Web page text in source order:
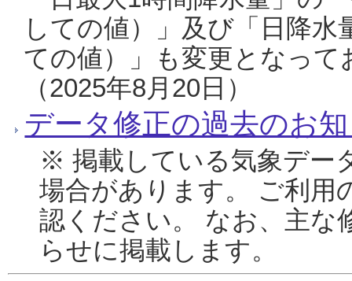
しての値）」及び「日降
ての値）」も変更となっ
（2025年8月20日）
データ修正の過去のお
※ 掲載している気象デー
場合があります。 ご利用
認ください。 なお、主な
らせに掲載します。